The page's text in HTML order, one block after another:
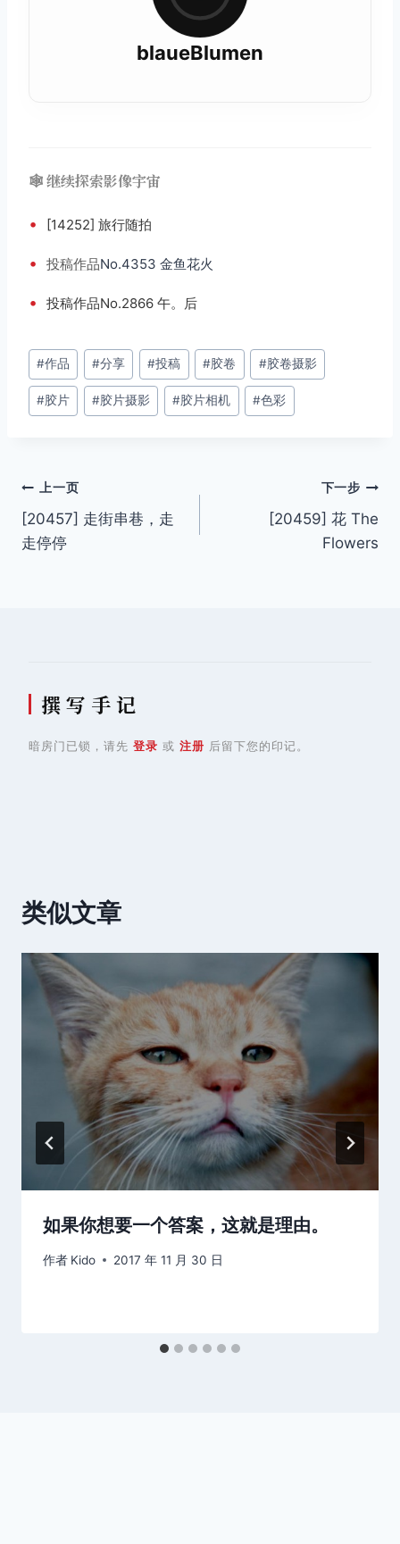
blaueBlumen
🕸️ 继续探索影像宇宙
• [14252] 旅行随拍
• 投稿作品No.4353 金鱼花火
• 投稿作品No.2866 午。后
文
章
标
#作品 #分享 #投稿 #胶卷 #胶卷摄影
#胶片 #胶片摄影 #胶片相机 #色彩
文
章
上一页
[20457] 走街串巷，走
走停停
下一步
[20459] 花 The
Flowers
撰 写 手 记
暗房门已锁，请先 登录 或 注册 后留下您的印记。
类似文章
如果你想要一个答案，这就是理由。
作者 Kido 2017 年 11 月 30 日